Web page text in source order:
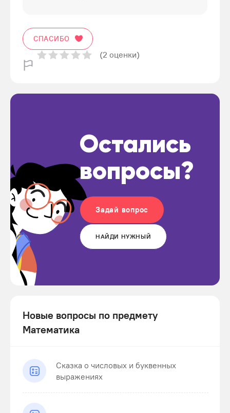
СПАСИБО
(2 оценки)
Остались
вопросы?
Задай вопрос
НАЙДИ НУЖНЫЙ
Новые вопросы по предмету
Математика
Сказка о числовых и буквенных
выражениях